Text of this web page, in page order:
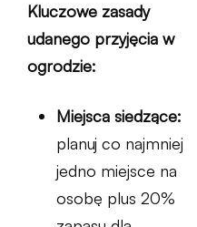
Kluczowe zasady
udanego przyjęcia w
ogrodzie:
Miejsca siedzące:
planuj co najmniej
jedno miejsce na
osobę plus 20%